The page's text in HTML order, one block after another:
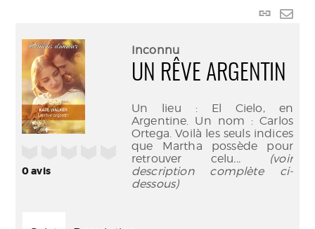
Lien
0avis
Inconnu
UN RÊVE ARGENTIN
Un lieu : El Cielo, en
Argentine. Un nom : Carlos
Ortega. Voilà les seuls indices
que Martha possède pour
retrouver celu... (voir
description complète ci-
dessous)